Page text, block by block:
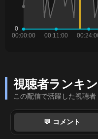
視聴者ランキ
この配信で活躍した視聴
💬 コメント